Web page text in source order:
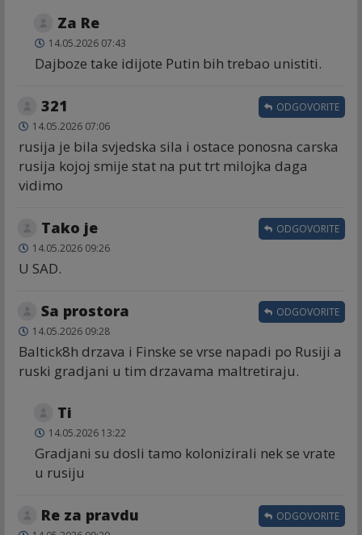
Za Re
14.05.2026 07:43
Dajboze take idijote Putin bih trebao unistiti.
321
14.05.2026 07:06
rusija je bila svjedska sila i ostace ponosna carska
rusija kojoj smije stat na put trt milojka daga
vidimo
ODGOVORITE
Tako je
14.05.2026 09:26
U SAD.
ODGOVORITE
Sa prostora
14.05.2026 09:28
Baltick8h drzava i Finske se vrse napadi po Rusiji a
ruski gradjani u tim drzavama maltretiraju.
ODGOVORITE
Ti
14.05.2026 13:22
Gradjani su dosli tamo kolonizirali nek se vrate
u rusiju
Re za pravdu ODGOVORITE